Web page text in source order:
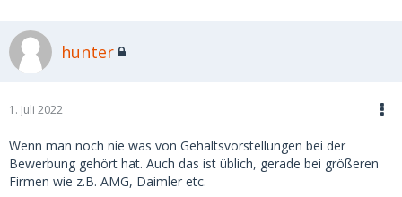
hunter
1. Juli 2022
Wenn man noch nie was von Gehaltsvorstellungen bei der
Bewerbung gehört hat. Auch das ist üblich, gerade bei größeren
Firmen wie z.B. AMG, Daimler etc.